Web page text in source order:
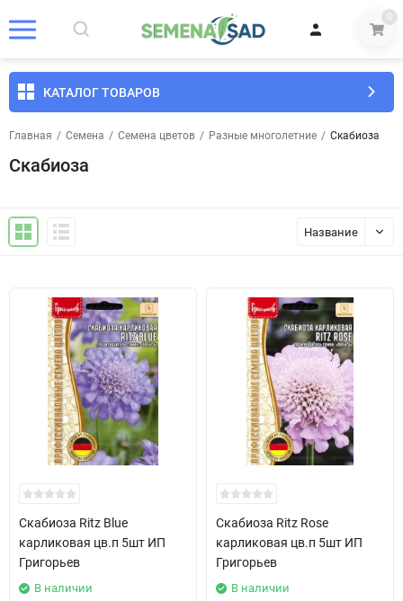
0
КАТАЛОГ ТОВАРОВ
Главная / Семена / Семена цветов / Разные многолетние / Скабиоза
Скабиоза
Название
Скабиоза Ritz Blue
карликовая цв.п 5шт ИП
Григорьев
В наличии
Скабиоза Ritz Rose
карликовая цв.п 5шт ИП
Григорьев
В наличии